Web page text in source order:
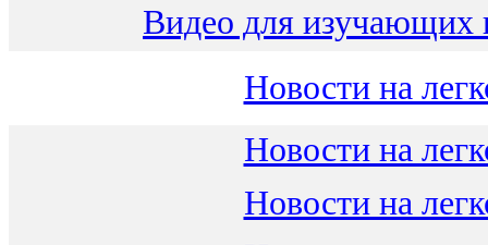
Видео для изучающих
Новости на
Новости на
Новости на